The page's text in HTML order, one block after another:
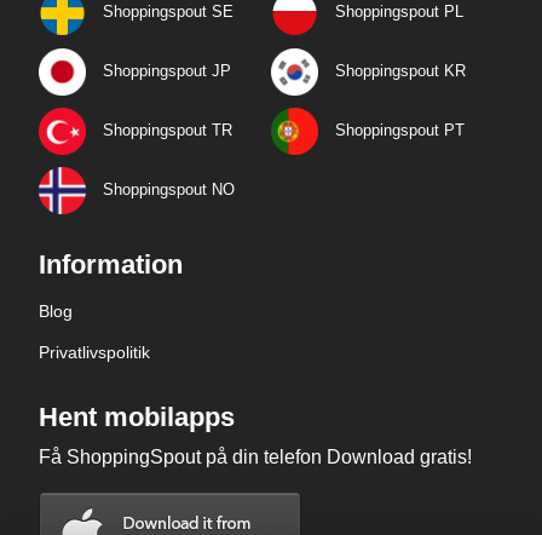
Shoppingspout SE Shoppingspout PL
Shoppingspout JP Shoppingspout KR
Shoppingspout TR Shoppingspout PT
Shoppingspout NO
Information
Blog
Privatlivspolitik
Hent mobilapps
Få ShoppingSpout på din telefon Download gratis!